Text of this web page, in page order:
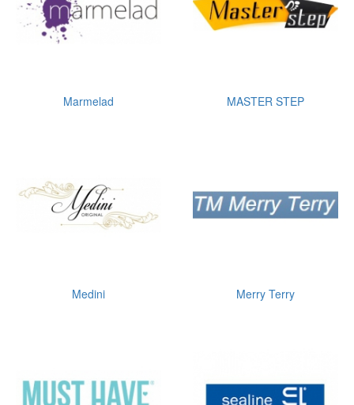
Marmelad MASTER STEP
Medini Merry Terry